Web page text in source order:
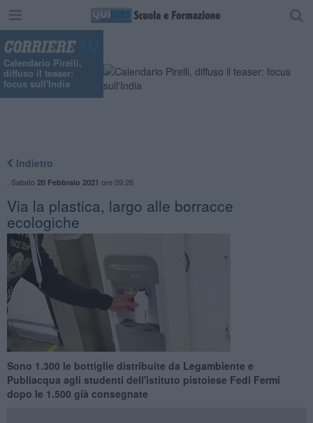
Calendario Pirelli,
diffuso il teaser:
focus sull'India
Indietro
Sabato 20 Febbraio 2021 ore 09:26
Via la plastica, largo alle borracce
ecologiche
Sono 1.300 le bottiglie distribuite da Legambiente e
Publiacqua agli studenti dell'istituto pistoiese Fedi Fermi
dopo le 1.500 già consegnate